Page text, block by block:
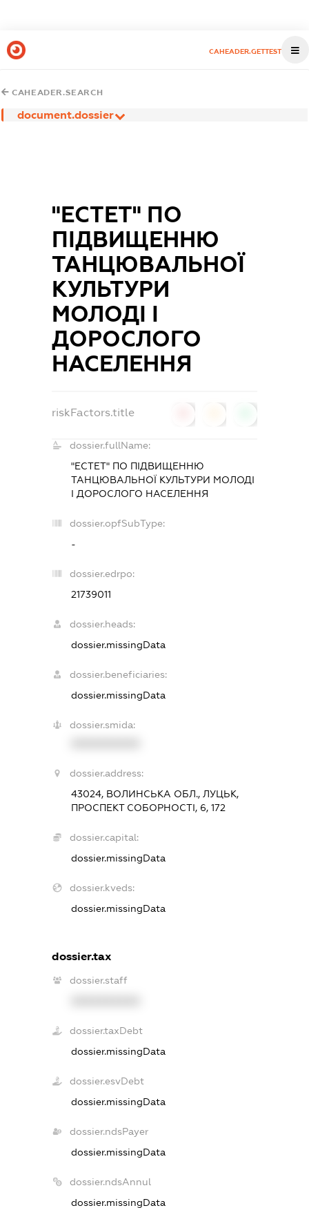
CAHEADER.GETTEST
CAHEADER.SEARCH
document.dossier
"ЕСТЕТ" ПО
ПІДВИЩЕННЮ
ТАНЦЮВАЛЬНОЇ
КУЛЬТУРИ
МОЛОДІ І
ДОРОСЛОГО
НАСЕЛЕННЯ
riskFactors.title
dossier.fullName:
"ЕСТЕТ" ПО ПІДВИЩЕННЮ
ТАНЦЮВАЛЬНОЇ КУЛЬТУРИ МОЛОДІ
І ДОРОСЛОГО НАСЕЛЕННЯ
dossier.opfSubType:
-
dossier.edrpo:
21739011
dossier.heads:
dossier.missingData
dossier.beneficiaries:
dossier.missingData
dossier.smida:
dossier.address:
43024, ВОЛИНСЬКА ОБЛ., ЛУЦЬК,
ПРОСПЕКТ СОБОРНОСТІ, 6, 172
dossier.capital:
dossier.missingData
dossier.kveds:
dossier.missingData
dossier.tax
dossier.staff
dossier.taxDebt
dossier.missingData
dossier.esvDebt
dossier.missingData
dossier.ndsPayer
dossier.missingData
dossier.ndsAnnul
dossier.missingData